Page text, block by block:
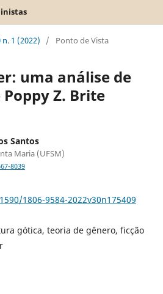
n. 1 (2022) / Ponto de Vista
uma análise de
Poppy Z. Brite
Santos
Maria (UFSM)
8039
1806-9584-2022v30n175409
gótica, teoria de gênero, ficção